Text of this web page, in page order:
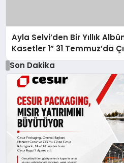
Ayla Selvi’den Bir Yıllık
Kasetler 1” 31 Temmuz’da
Son Dakika